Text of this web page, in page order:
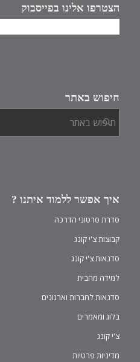
הצטרפו אלינו בפייסבוק
חיפוש באתר
איך אפשר ללמוד איתנו ?
סדרת סרטוני הדרכה
קבוצות צ'י קונג
סדנאות צ'י קונג
למידה מהבית
סדנאות לחברות וארגונים
בלוג ומאמרים
צ'י קונג
מדיניות פרטיות